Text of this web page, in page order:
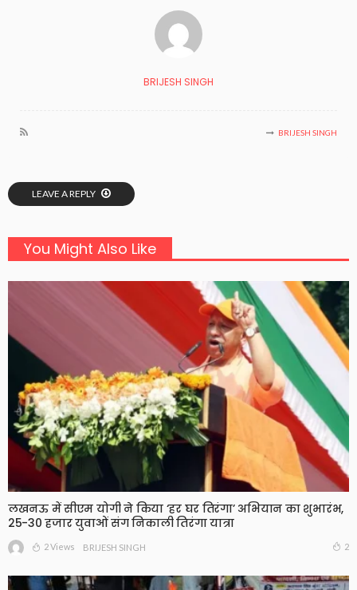
BRIJESH SINGH
BRIJESH SINGH
LEAVE A REPLY
You Might Also Like
लखनऊ में सीएम योगी ने किया ‘हर घर तिरंगा’ अभियान का शुभारंभ,
25-30 हजार युवाओं संग निकाली तिरंगा यात्रा
2 Views BRIJESH SINGH 2